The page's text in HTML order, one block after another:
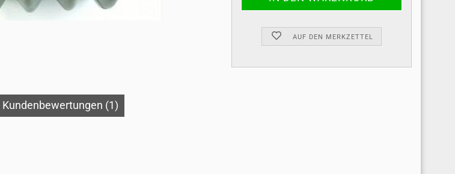
AUF DEN MERKZETTEL
Kundenbewertungen (1)